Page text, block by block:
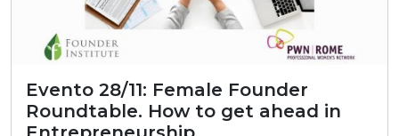
Evento 28/11: Female Founder
Roundtable. How to get ahead in